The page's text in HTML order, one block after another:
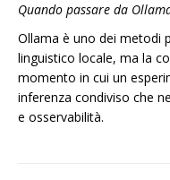
Quando passare da
Ollama è uno dei metodi
linguistico locale, ma la
momento in cui un
inferenza condiviso che
e osservabilità.